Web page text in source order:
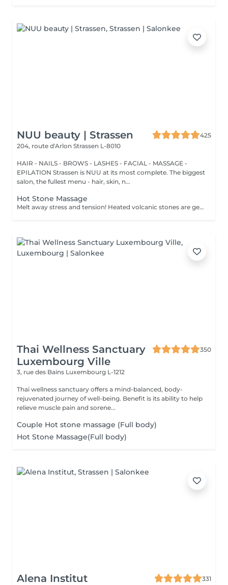
NUU beauty | Strassen
425
204, route d'Arlon Strassen L-8010
HAIR - NAILS - BROWS - LASHES - FACIAL - MASSAGE -
EPILATION Strassen is NUU at its most complete. The biggest
salon, the fullest menu - hair, skin, n...
Hot Stone Massage
Melt away stress and tension! Heated volcanic stones are gently placed and massaged over the body to warm the muscles, increase circulation, and promote a deep state of relaxation. Perfect for relieving tension, easing anxiety, and restoring inner calm. Age restrictions: there are no age restrictions for this procedure. Post procedure recommendations: do not do sport and any sharp movements 2-3 hours after the procedure. Frequency: 1-2 times per week, 10 times in total. Repeat once in 3-6 months.
Thai Wellness Sanctuary
Luxembourg Ville
350
3, rue des Bains Luxembourg L-1212
Thai wellness sanctuary offers a mind-balanced, body-
rejuvenated journey of well-being. Benefit is its ability to help
relieve muscle pain and sorene...
Couple Hot stone massage (Full body)
Hot Stone Massage(Full body)
Alena Institut
331